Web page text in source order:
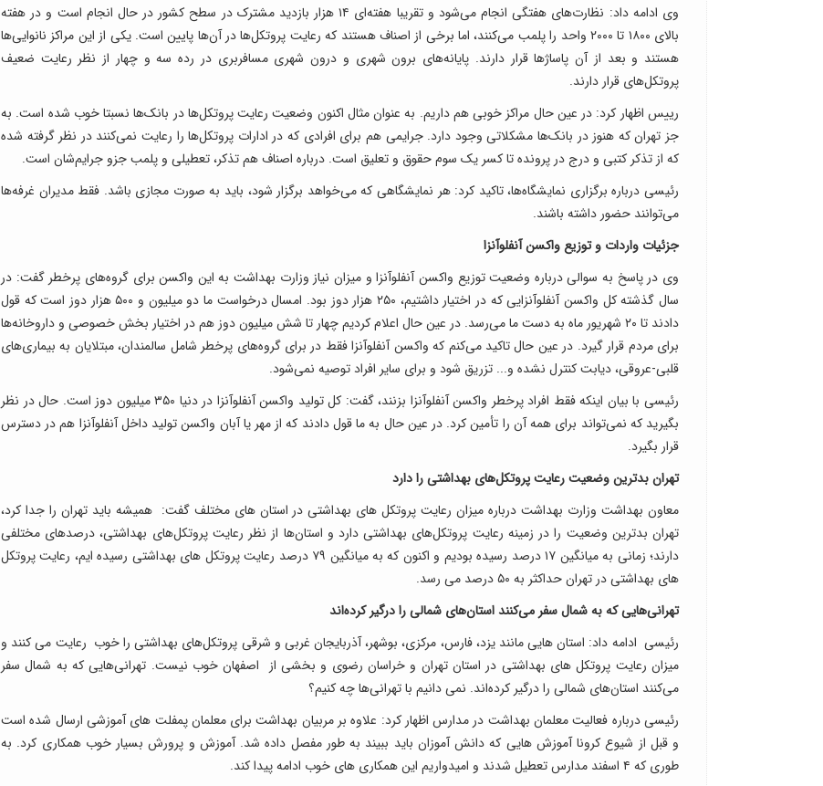
وی ادامه داد: نظارت‌های هفتگی انجام می‌شود و تقریبا هفته‌ای ۱۴ هزار بازدید مشترک در سطح کشور در حال انجام است و در هفته
بالای ۱۸۰۰ تا ۲۰۰۰ واحد را پلمب می‌کنند، اما برخی از اصناف هستند که رعایت پروتکل‌ها در آن‌ها پایین است. یکی از این مراکز نانوایی‌ها
هستند و بعد از آن پاساژها قرار دارند. پایانه‌های برون شهری و درون شهری مسافربری در رده سه و چهار از نظر رعایت ضعیف
پروتکل‌های قرار دارند.
رییس اظهار کرد: در عین حال مراکز خوبی هم داریم. به عنوان مثال اکنون وضعیت رعایت پروتکل‌ها در بانک‌ها نسبتا خوب شده است. به
جز تهران که هنوز در بانک‌ها مشکلاتی وجود دارد. جرایمی هم برای افرادی که در ادارات پروتکل‌ها را رعایت نمی‌کنند در نظر گرفته شده
که از تذکر کتبی و درج در پرونده تا کسر یک سوم حقوق و تعلیق است. درباره اصناف هم تذکر، تعطیلی و پلمب جزو جرایم‌شان است.
رئیسی درباره برگزاری نمایشگاه‌ها، تاکید کرد: هر نمایشگاهی که می‌خواهد برگزار شود، باید به صورت مجازی باشد. فقط مدیران غرفه‌ها
می‌توانند حضور داشته باشند.
جزئیات واردات و توزیع واکسن آنفلوآنزا
وی در پاسخ به سوالی درباره وضعیت توزیع واکسن آنفلوآنزا و میزان نیاز وزارت بهداشت به این واکسن برای گروه‌های پرخطر گفت: در
سال گذشته کل واکسن آنفلوآنزایی که در اختیار داشتیم، ۲۵۰ هزار دوز بود. امسال درخواست ما دو میلیون و ۵۰۰ هزار دوز است که قول
دادند تا ۲۰ شهریور ماه به دست ما می‌رسد. در عین حال اعلام کردیم چهار تا شش میلیون دوز هم در اختیار بخش خصوصی و داروخانه‌ها
برای مردم قرار گیرد. در عین حال تاکید می‌کنم که واکسن آنفلوآنزا فقط در برای گروه‌های پرخطر شامل سالمندان، مبتلایان به بیماری‌های
قلبی-عروقی، دیابت کنترل نشده و... تزریق شود و برای سایر افراد توصیه نمی‌شود.
رئیسی با بیان اینکه فقط افراد پرخطر واکسن آنفلوآنزا بزنند، گفت: کل تولید واکسن آنفلوآنزا در دنیا ۳۵۰ میلیون دوز است. حال در نظر
بگیرید که نمی‌تواند برای همه آن را تأمین کرد. در عین حال به ما قول دادند که از مهر یا آبان واکسن تولید داخل آنفلوآنزا هم در دسترس
قرار بگیرد.
تهران بدترین وضعیت رعایت پروتکل‌های بهداشتی را دارد
معاون بهداشت وزارت بهداشت درباره میزان رعایت پروتکل های بهداشتی در استان های مختلف گفت: همیشه باید تهران را جدا کرد،
تهران بدترین وضعیت را در زمینه رعایت پروتکل‌های بهداشتی دارد و استان‌ها از نظر رعایت پروتکل‌های بهداشتی، درصدهای مختلفی
دارند؛ زمانی به میانگین ۱۷ درصد رسیده بودیم و اکنون که به میانگین ۷۹ درصد رعایت پروتکل های بهداشتی رسیده ایم، رعایت پروتکل
های بهداشتی در تهران حداکثر به ۵۰ درصد می رسد.
تهرانی‌هایی که به شمال سفر می‌کنند استان‌های شمالی را درگیر کرده‌اند
رئیسی ادامه داد: استان هایی مانند یزد، فارس، مرکزی، بوشهر، آذربایجان غربی و شرقی پروتکل‌های بهداشتی را خوب رعایت می کنند و
میزان رعایت پروتکل های بهداشتی در استان تهران و خراسان رضوی و بخشی از اصفهان خوب نیست. تهرانی‌هایی که به شمال سفر
می‌کنند استان‌های شمالی را درگیر کرده‌اند. نمی دانیم با تهرانی‌ها چه کنیم؟
رئیسی درباره فعالیت معلمان بهداشت در مدارس اظهار کرد: علاوه بر مربیان بهداشت برای معلمان پمفلت های آموزشی ارسال شده است
و قبل از شیوع کرونا آموزش هایی که دانش آموزان باید ببیند به طور مفصل داده شد. آموزش و پرورش بسیار خوب همکاری کرد. به
طوری که ۴ اسفند مدارس تعطیل شدند و امیدواریم این همکاری های خوب ادامه پیدا کند.